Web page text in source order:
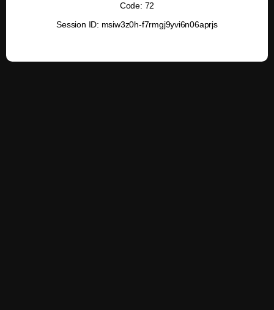
Code: 72
Session ID: msiw3z0h-f7rmgj9yvi6n06aprjs